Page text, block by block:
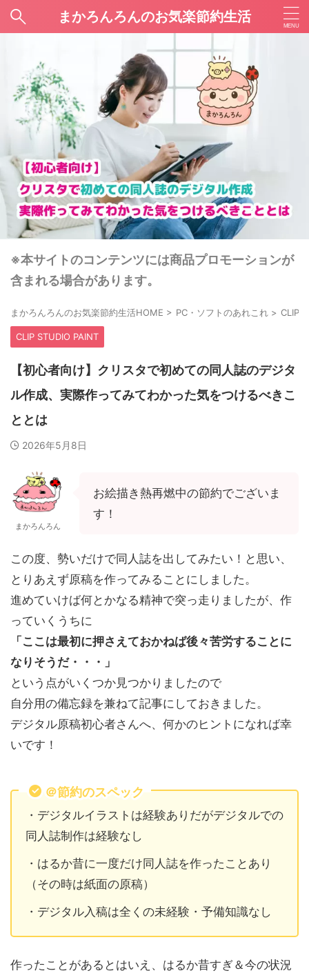
まかろんろんのお気楽節約生活
※本サイトのコンテンツには商品プロモーションが
含まれる場合があります。
まかろんろんのお気楽節約生活HOME > PC・ソフトのあれこれ > CLIP
CLIP STUDIO PAINT
【初心者向け】クリスタで初めての同人誌のデジタ
ル作成、実際作ってみてわかった気をつけるべきこ
ととは
2026年5月8日
まかろんろん
お絵描き熱再燃中の節約でございま
す！
この度、勢いだけで同人誌を出してみたい！と思い、
とりあえず原稿を作ってみることにしました。
進めていけば何とかなる精神で突っ走りましたが、作
っていくうちに
「ここは最初に押さえておかねば後々苦労することに
なりそうだ・・・」
という点がいくつか見つかりましたので
自分用の備忘録を兼ねて記事にしておきました。
デジタル原稿初心者さんへ、何かのヒントになれば幸
いです！
＠節約のスペック
・デジタルイラストは経験ありだがデジタルでの
同人誌制作は経験なし
・はるか昔に一度だけ同人誌を作ったことあり
（その時は紙面の原稿）
・デジタル入稿は全くの未経験・予備知識なし
作ったことがあるとはいえ、はるか昔すぎ＆今の状況